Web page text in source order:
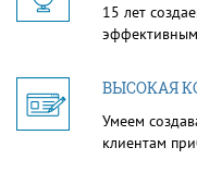
15 лет
ВЫСОКАЯ
Умеем
клиентам